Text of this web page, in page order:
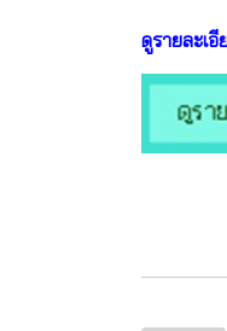
ดูรายละเ